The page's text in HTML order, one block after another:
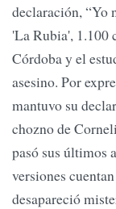
declaración, “Yo
'La Rubia', 1.100
Córdoba y el
asesino. Por
mantuvo su
chozno de
pasó sus últimos
versiones
desapareció